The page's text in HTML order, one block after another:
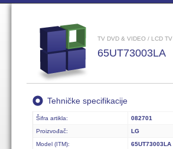
TV DVD & VIDEO / LCD TV
65UT73003LA
Tehničke specifikacije
Šifra artikla:
082701
Proizvođač:
LG
Model (ITM):
65UT73003LA